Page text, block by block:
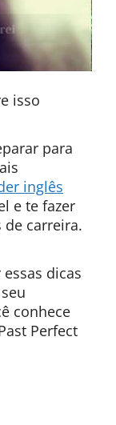
isso
para
inglês
e te fazer
carreira.
dicas
conhece
Perfect